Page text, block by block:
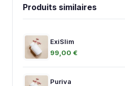
Produits similaires
ExiSlim
99,00 €
Puriva